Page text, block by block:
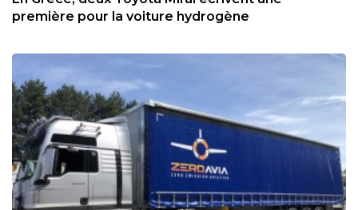
première pour la voiture hydrogène